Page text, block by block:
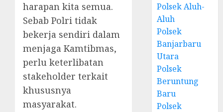
harapan kita semua.
Sebab Polri tidak
bekerja sendiri dalam
menjaga Kamtibmas,
perlu keterlibatan
stakeholder terkait
khususnya
masyarakat.
Polsek Aluh-
Aluh
Polsek
Banjarbaru
Utara
Polsek
Beruntung
Baru
Polsek